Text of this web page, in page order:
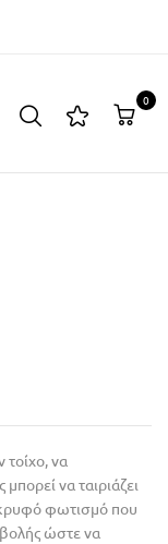
0
να
να ταιριάζει
φωτισμό που
ώστε να